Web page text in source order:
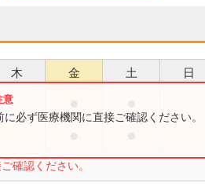
木 金 土 日
確認ください。
必ず医療機関に直接ご確認ください。